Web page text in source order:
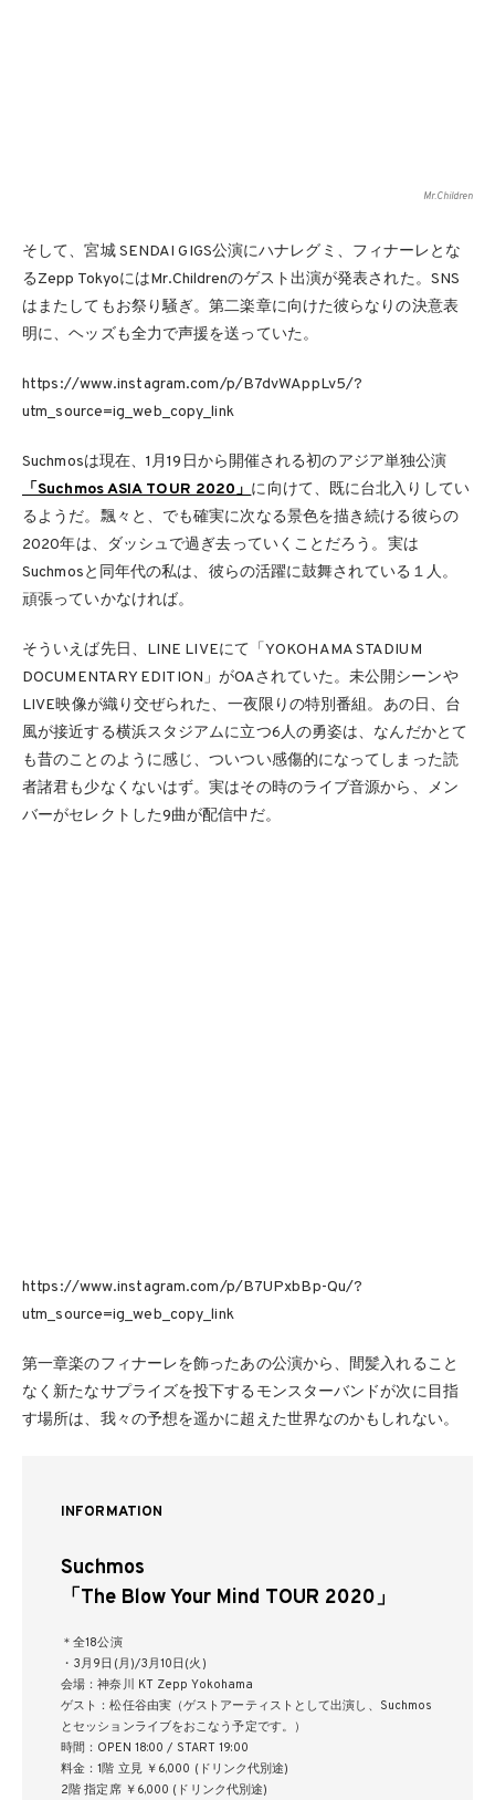
Mr.Children
そして、宮城 SENDAI GIGS公演にハナレグミ、フィナーレとな
るZepp TokyoにはMr.Childrenのゲスト出演が発表された。SNS
はまたしてもお祭り騒ぎ。第二楽章に向けた彼らなりの決意表
明に、ヘッズも全力で声援を送っていた。
https://www.instagram.com/p/B7dvWAppLv5/?
utm_source=ig_web_copy_link
Suchmosは現在、1月19日から開催される初のアジア単独公演
「Suchmos ASIA TOUR 2020」 に向けて、既に台北入りしてい
るようだ。飄々と、でも確実に次なる景色を描き続ける彼らの
2020年は、ダッシュで過ぎ去っていくことだろう。実は
Suchmosと同年代の私は、彼らの活躍に鼓舞されている１人。
頑張っていかなければ。
そういえば先日‪、LINE LIVEにて‪「YOKOHAMA STADIUM
DOCUMENTARY EDITION」がOAされていた。未公開シーンや
LIVE映像が織り交ぜられた、一夜限りの特別番組。あの日、台
風が接近する横浜スタジアムに立つ6人の勇姿は、なんだかとて
も昔のことのように感じ、ついつい感傷的になってしまった読
者諸君も少なくないはず。実はその時のライブ音源から、メン
バーがセレクトした9曲が配信中だ。
https://www.instagram.com/p/B7UPxbBp-Qu/?
utm_source=ig_web_copy_link
第一章楽のフィナーレを飾ったあの公演から、間髪入れること
なく新たなサプライズを投下するモンスターバンドが次に目指
す場所は、我々の予想を遥かに超えた世界なのかもしれない。
INFORMATION
Suchmos
「The Blow Your Mind TOUR 2020」
＊全18公演
・3月9日(月)/3月10日(火)
会場：神奈川 KT Zepp Yokohama
ゲスト：松任谷由実（ゲストアーティストとして出演し、Suchmos
とセッションライブをおこなう予定です。）
時間：OPEN 18:00 / START 19:00
料金：1階 立見 ￥6,000 (ドリンク代別途)
2階 指定席 ￥6,000 (ドリンク代別途)